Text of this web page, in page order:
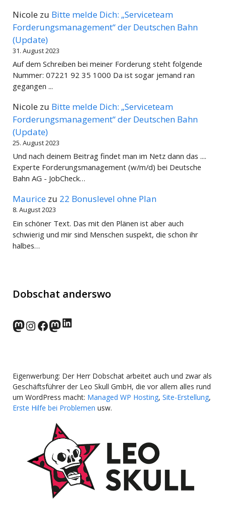
Nicole zu Bitte melde Dich: „Serviceteam
Forderungsmanagement“ der Deutschen Bahn
(Update)
31. August 2023
Auf dem Schreiben bei meiner Forderung steht folgende
Nummer: 07221 92 35 1000 Da ist sogar jemand ran
gegangen ...
Nicole zu Bitte melde Dich: „Serviceteam
Forderungsmanagement“ der Deutschen Bahn
(Update)
25. August 2023
Und nach deinem Beitrag findet man im Netz dann das ....
Experte Forderungsmanagement (w/m/d) bei Deutsche
Bahn AG - JobCheck…
Maurice zu 22 Bonuslevel ohne Plan
8. August 2023
Ein schöner Text. Das mit den Plänen ist aber auch
schwierig und mir sind Menschen suspekt, die schon ihr
halbes…
Dobschat anderswo
norden.social
Instagram
Facebook
wp-punks.social
LinkedIn
Eigenwerbung: Der Herr Dobschat arbeitet auch und zwar als
Geschäftsführer der Leo Skull GmbH, die vor allem alles rund
um WordPress macht: Managed WP Hosting, Site-Erstellung,
Erste Hilfe bei Problemen usw.